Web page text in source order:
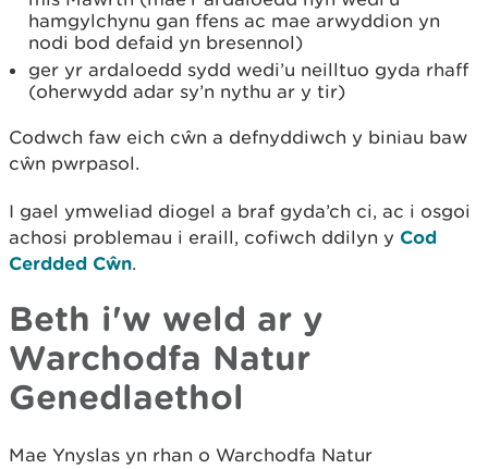
hamgylchynu gan ffens ac mae arwyddion yn
nodi bod defaid yn bresennol)
ger yr ardaloedd sydd wedi’u neilltuo gyda rhaff
(oherwydd adar sy’n nythu ar y tir)
Codwch faw eich cŵn a defnyddiwch y biniau baw
cŵn pwrpasol.
I gael ymweliad diogel a braf gyda’ch ci, ac i osgoi
achosi problemau i eraill, cofiwch ddilyn y Cod
Cerdded Cŵn.
Beth i'w weld ar y
Warchodfa Natur
Genedlaethol
Mae Ynyslas yn rhan o Warchodfa Natur